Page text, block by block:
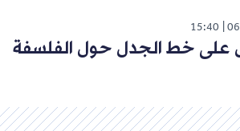
15:40
على خط الجدل حول الفلسفة